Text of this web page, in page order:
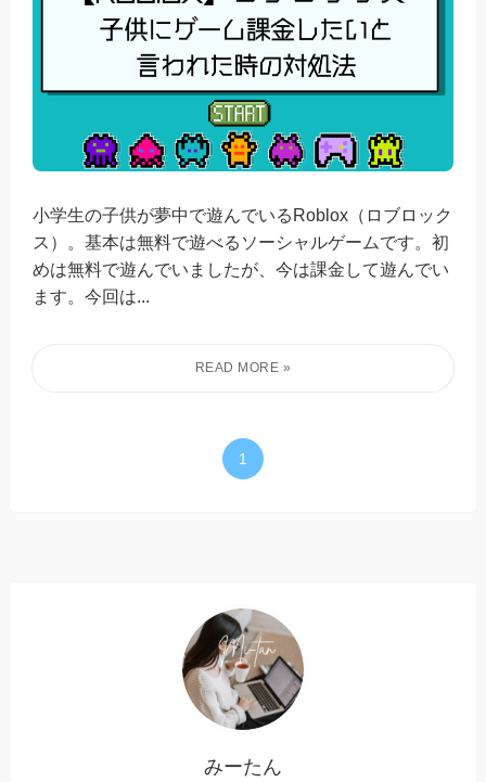
小学生の子供が夢中で遊んでいるRoblox（ロブロック
ス）。基本は無料で遊べるソーシャルゲームです。初
めは無料で遊んでいましたが、今は課金して遊んでい
ます。今回は...
1
みーたん